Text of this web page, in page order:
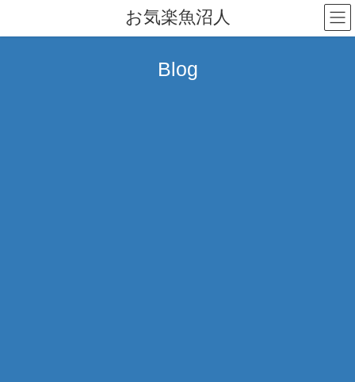
テ
ゲ
お気楽魚沼人
Blog